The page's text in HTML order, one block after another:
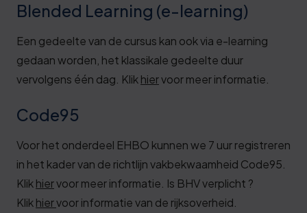
Blended Learning (e-learning)
Een gedeelte van de cursus kan ook via e-learning
gedaan worden, het klassikale gedeelte duur
vervolgens één dag. Klikhiervoor meer informatie.
Code95
Voor het onderdeel EHBO kunnen we 7 uur registreren
in het kader van de richtlijn vakbekwaamheid Code95.
Klikhiervoor meer informatie. Is BHV verplicht ?
Klikhiervoor informatie van de rijksoverheid.